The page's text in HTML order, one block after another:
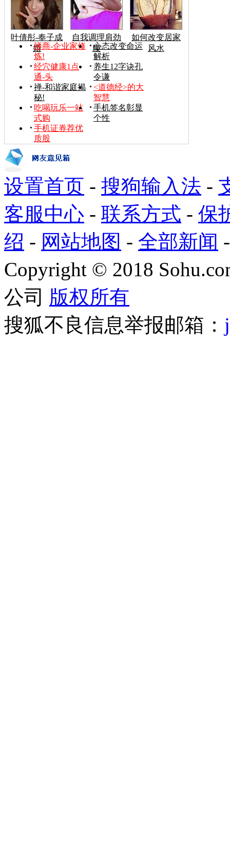
叶倩彤-奉子成
婚
自我调理肩劲
腰
如何改变居家
风水
禅商-企业家修
炼!
心态改变命运
解析
经穴健康1点
通-头
养生12字诀孔
令谦
禅-和谐家庭揭
秘!
<道德经>的大
智慧
吃喝玩乐一站
式购
手机签名彰显
个性
手机证券荐优
质股
设置首页 - 搜狗输入法 -
客服中心 - 联系方式 - 保
绍 - 网站地图 - 全部新闻
Copyright © 2018
公司 版权所有
搜狐不良信息举报邮箱：